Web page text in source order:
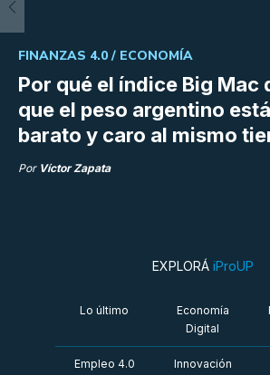
Por qué el índice Big Mac
que el peso argentino está
barato y caro al mismo
FINANZAS 4.0 / ECONOMÍA
Por Víctor Zapata
EXPLORÁ iProUP
Lo último
Economía
Digital
Empleo 4.0 Innovación